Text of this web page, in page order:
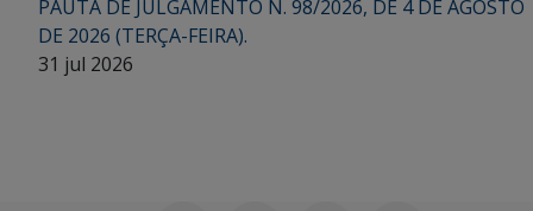
PAUTA DE JULGAMENTO N. 98/2026, DE 4 DE AGOSTO
DE 2026 (TERÇA-FEIRA).
31 jul 2026